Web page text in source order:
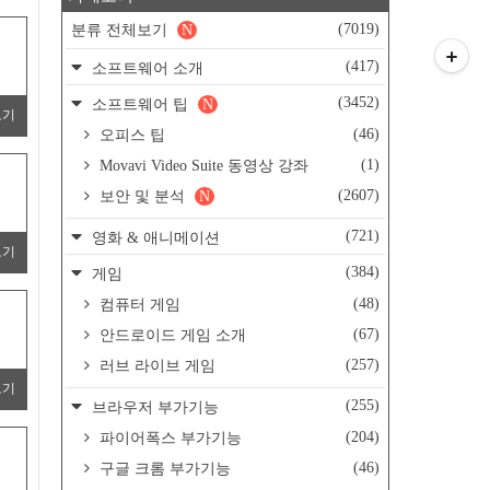
분류 전체보기 (7019)
N
소프트웨어 소개 (417)
소프트웨어 팁 (3452)
N
오피스 팁
(46)
Movavi Video Suite 동영상 강좌
(1)
보안 및 분석
(2607)
N
영화 & 애니메이션 (721)
게임
(384)
컴퓨터 게임
(48)
안드로이드 게임 소개
(67)
러브 라이브 게임
(257)
브라우저 부가기능
(255)
파이어폭스 부가기능
(204)
구글 크롬 부가기능
(46)